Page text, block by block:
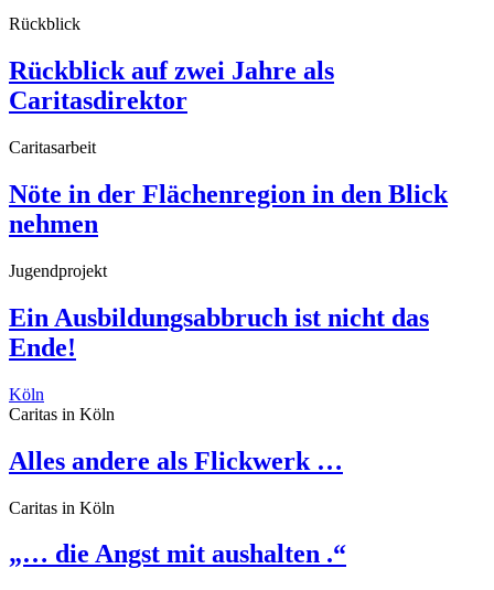
Rückblick
Rückblick auf zwei Jahre als
Caritasdirektor
Caritasarbeit
Nöte in der Flächenregion in den Blick
nehmen
Jugendprojekt
Ein Ausbildungsabbruch ist nicht das
Ende!
Köln
Caritas in Köln
Alles andere als Flickwerk …
Caritas in Köln
„… die Angst mit aushalten .“